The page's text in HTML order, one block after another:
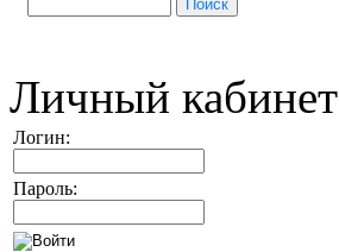
Личный кабинет
Логин:
Пароль: